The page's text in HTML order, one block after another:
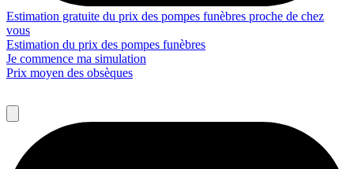
Estimation gratuite du prix des pompes funèbres proche de chez
vous
Estimation du prix des pompes funèbres
Je commence ma simulation
Prix moyen des obsèques